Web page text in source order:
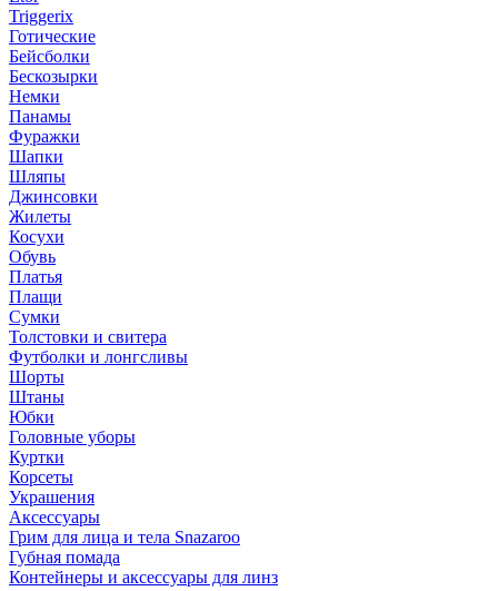
Triggerix
Готические
Бейсболки
Бескозырки
Немки
Панамы
Фуражки
Шапки
Шляпы
Джинсовки
Жилеты
Косухи
Обувь
Платья
Плащи
Сумки
Толстовки и свитера
Футболки и лонгсливы
Шорты
Штаны
Юбки
Головные уборы
Куртки
Корсеты
Украшения
Аксессуары
Грим для лица и тела Snazaroo
Губная помада
Контейнеры и аксессуары для линз